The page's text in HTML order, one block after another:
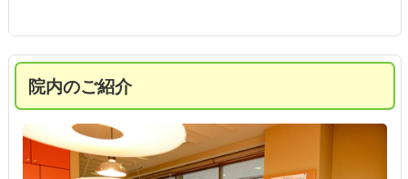
院内のご紹介